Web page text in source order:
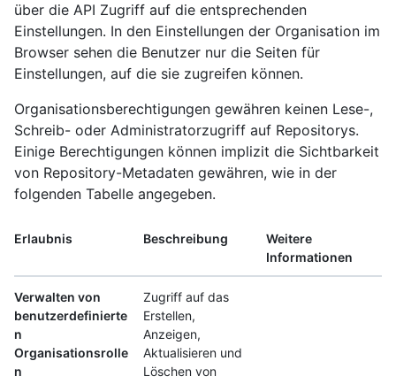
über die API Zugriff auf die entsprechenden
Einstellungen. In den Einstellungen der Organisation im
Browser sehen die Benutzer nur die Seiten für
Einstellungen, auf die sie zugreifen können.
Organisationsberechtigungen gewähren keinen Lese-,
Schreib- oder Administratorzugriff auf Repositorys.
Einige Berechtigungen können implizit die Sichtbarkeit
von Repository-Metadaten gewähren, wie in der
folgenden Tabelle angegeben.
Erlaubnis Beschreibung
Weitere
Informationen
Verwalten von
benutzerdefinierte
n
Organisationsrolle
n
Zugriff auf das
Erstellen,
Anzeigen,
Aktualisieren und
Löschen von